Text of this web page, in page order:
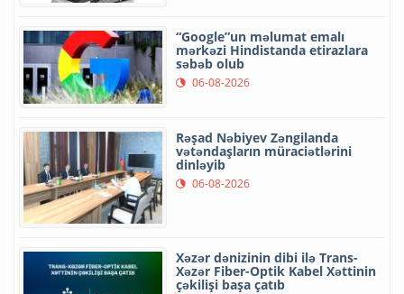
“Google”un məlumat emalı
mərkəzi Hindistanda etirazlara
səbəb olub
06-08-2026
Rəşad Nəbiyev Zəngilanda
vətəndaşların müraciətlərini
dinləyib
06-08-2026
Xəzər dənizinin dibi ilə Trans-
Xəzər Fiber-Optik Kabel Xəttinin
çəkilişi başa çatıb